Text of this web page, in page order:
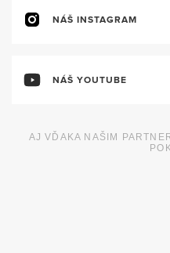
NÁŠ INSTAGRAM
NÁŠ YOUTUBE
AJ VĎAKA NAŠIM